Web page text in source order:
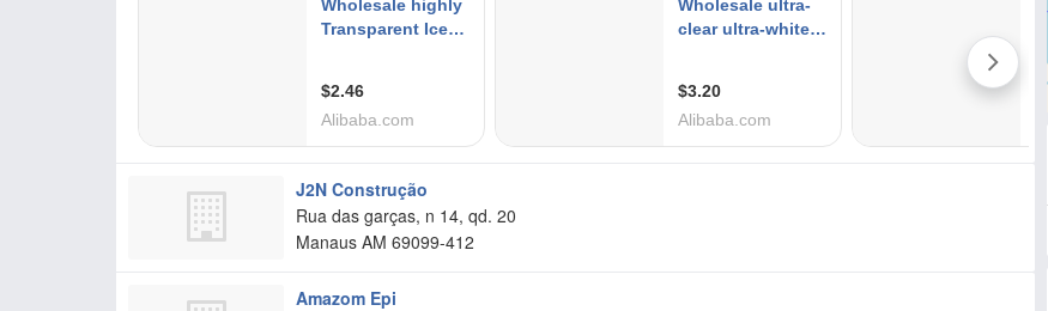
J2N Construção
Rua das garças, n 14, qd. 20
Manaus AM 69099-412
Amazom Epi